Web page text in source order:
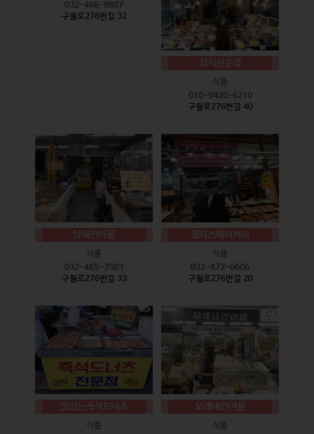
032-468-9887
구월로276번길 32
김치전문점
식품
010-9420-6210
구월로276번길 40
남해건어물
식품
032-465-3503
구월로276번길 33
델리스베이커리
식품
032-472-0606
구월로276번길 20
맛있는즉석도너츠
식품
모래내건어물
식품